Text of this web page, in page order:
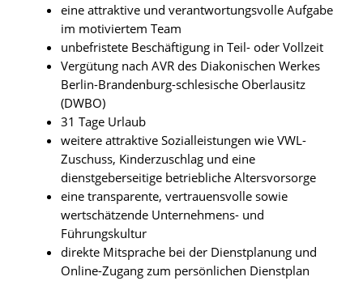
eine attraktive und verantwortungsvolle Aufgabe
im motiviertem Team
unbefristete Beschäftigung in Teil- oder Vollzeit
Vergütung nach AVR des Diakonischen Werkes
Berlin-Brandenburg-schlesische Oberlausitz
(DWBO)
31 Tage Urlaub
weitere attraktive Sozialleistungen wie VWL-
Zuschuss, Kinderzuschlag und eine
dienstgeberseitige betriebliche Altersvorsorge
eine transparente, vertrauensvolle sowie
wertschätzende Unternehmens- und
Führungskultur
direkte Mitsprache bei der Dienstplanung und
Online-Zugang zum persönlichen Dienstplan